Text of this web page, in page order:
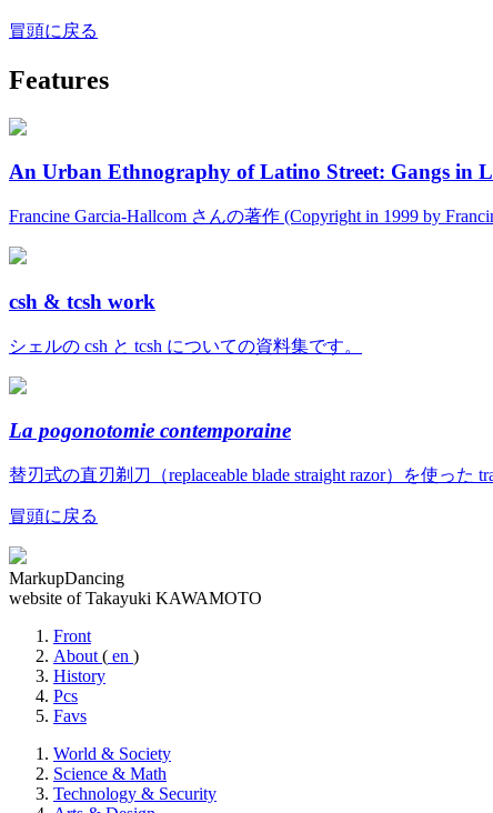
冒頭に戻る
Features
An Urban Ethnography of Latino Street: Gangs in
Francine Garcia-Hallcom さんの著作 (Copyright in 1999 by
csh & tcsh work
シェルの csh と tcsh についての資料集です。
La pogonotomie contemporaine
替刃式の直刃剃刀（replaceable blade straight razor）を使った
冒頭に戻る
MarkupDancing
website of Takayuki KAWAMOTO
Front
About ( en )
History
Pcs
Favs
World & Society
Science & Math
Technology & Security